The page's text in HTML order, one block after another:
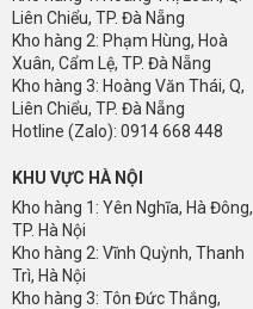
Liên Chiểu, TP. Đà Nẵng
Kho hàng 2: Phạm Hùng, Hoà
Xuân, Cẩm Lệ, TP. Đà Nẵng
Kho hàng 3: Hoàng Văn Thái, Q,
Liên Chiểu, TP. Đà Nẵng
Hotline (Zalo): 0914 668 448
KHU VỰC HÀ NỘI
Kho hàng 1: Yên Nghĩa, Hà Đông,
TP. Hà Nội
Kho hàng 2: Vĩnh Quỳnh, Thanh
Trì, Hà Nội
Kho hàng 3: Tôn Đức Thắng,